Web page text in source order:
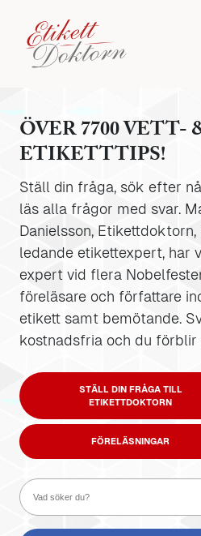
ÖVER 7700 VETT-
ETIKETTTIPS!
Ställ din fråga, sök efter
läs alla frågor med svar.
Danielsson, Etikettdoktorn,
ledande etikettexpert, har
expert vid flera
föreläsare och författare
etikett samt bemötande.
kostnadsfria och du förblir
STÄLL DIN FRÅGA TILL
ETIKETTDOKTORN
FÖRELÄSNINGAR